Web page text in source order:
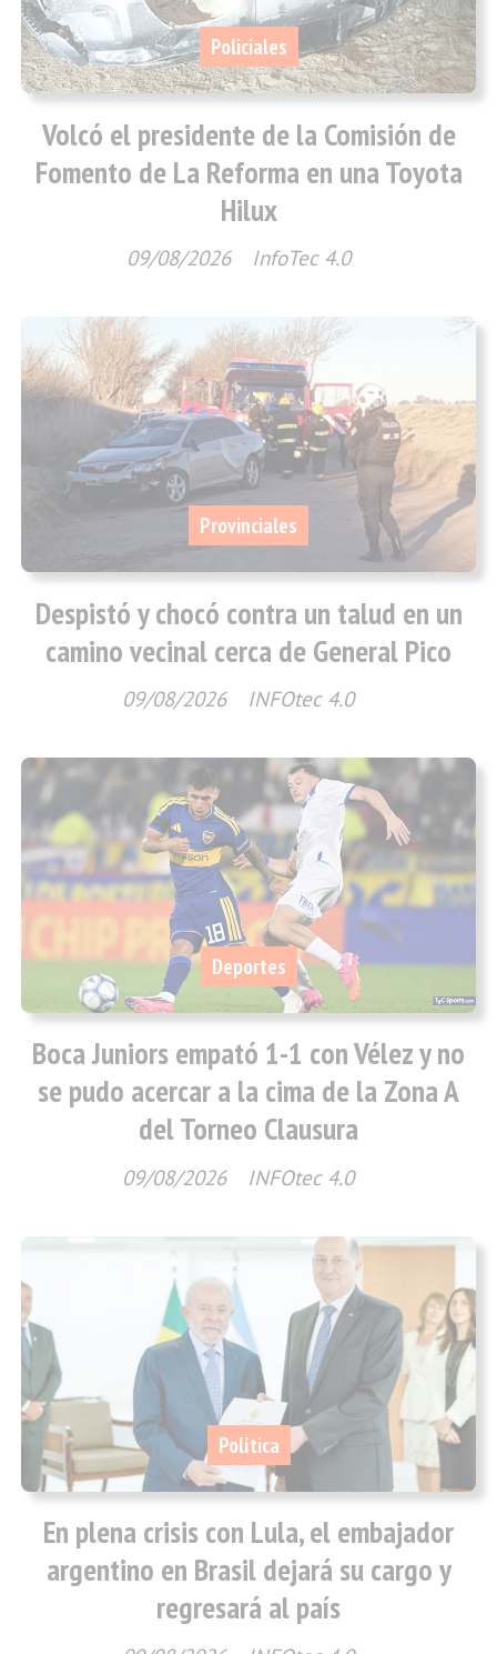
Volcó el presidente de la Comisión de
Fomento de La Reforma en una Toyota
Hilux
InfoTec 4.0
Policiales
09/08/2026
Despistó y chocó contra un talud en un
camino vecinal cerca de General Pico
INFOtec 4.0
Provinciales
09/08/2026
Boca Juniors empató 1-1 con Vélez y no
se pudo acercar a la cima de la Zona A
del Torneo Clausura
INFOtec 4.0
Deportes
09/08/2026
En plena crisis con Lula, el embajador
argentino en Brasil dejará su cargo y
regresará al país
Política